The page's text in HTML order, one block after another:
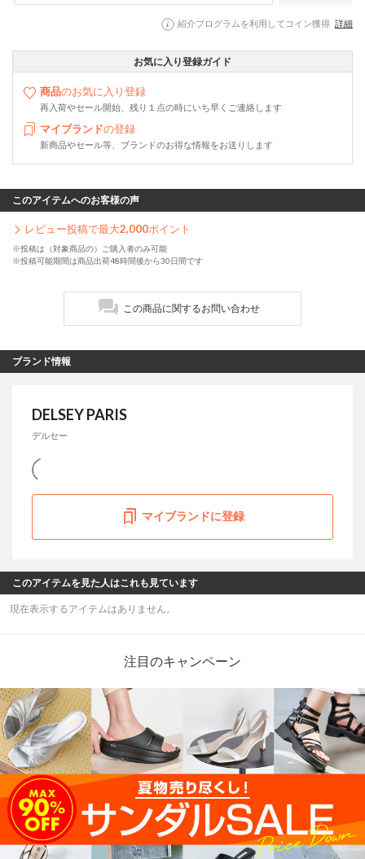
紹介プログラムを利用してコイン獲得 詳細
お気に入り登録ガイド
商品のお気に入り登録
再入荷やセール開始、残り１点の時にいち早くご連絡します
マイブランドの登録
新商品やセール等、ブランドのお得な情報をお送りします
このアイテムへのお客様の声
レビュー投稿で最大2,000ポイント
※投稿は（対象商品の）ご購入者のみ可能
※投稿可能期間は商品出荷48時間後から30日間です
この商品に関するお問い合わせ
ブランド情報
DELSEY PARIS
デルセー
マイブランドに登録
このアイテムを見た人はこれも見ています
現在表示するアイテムはありません。
注目のキャンペーン